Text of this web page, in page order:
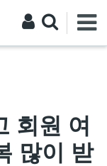
회원 여
많이 받